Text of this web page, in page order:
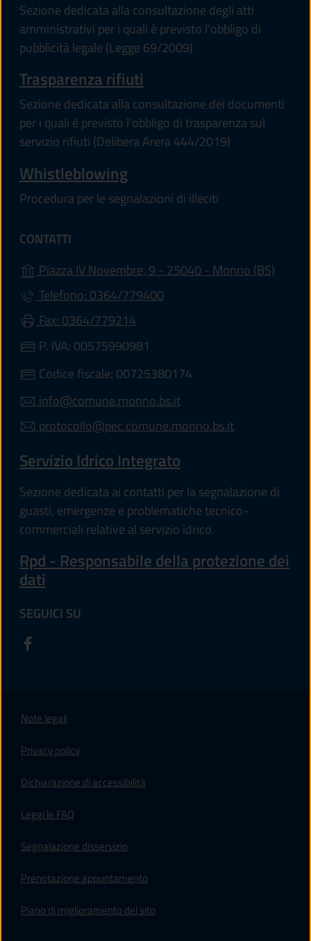
Sezione dedicata alla consultazione degli atti
amministrativi per i quali è previsto l'obbligo di
pubblicità legale (Legge 69/2009)
Trasparenza rifiuti
Sezione dedicata alla consultazione dei documenti
per i quali è previsto l'obbligo di trasparenza sul
servizio rifiuti (Delibera Arera 444/2019)
Whistleblowing
Procedura per le segnalazioni di illeciti
CONTATTI
Piazza IV Novembre, 9 - 25040 - Monno (BS)
Telefono: 0364/779400
Fax: 0364/779214
P. IVA: 00575990981
Codice fiscale: 00725380174
info@comune.monno.bs.it
protocollo@pec.comune.monno.bs.it
Servizio Idrico Integrato
Sezione dedicata ai contatti per la segnalazione di
guasti, emergenze e problematiche tecnico-
commerciali relative al servizio idrico.
Rpd - Responsabile della protezione dei
dati
SEGUICI SU
Note legali
Privacy policy
Dichiarazione di accessibilità
Leggi le FAQ
Segnalazione disservizio
Prenotazione appuntamento
Piano di miglioramento del sito